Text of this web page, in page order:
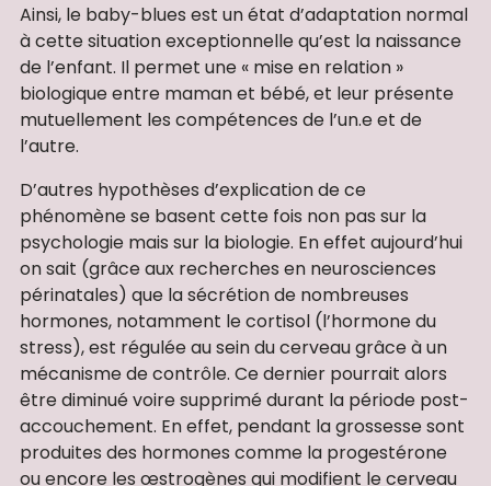
Ainsi, le baby-blues est un état d’adaptation normal
à cette situation exceptionnelle qu’est la naissance
de l’enfant. Il permet une « mise en relation »
biologique entre maman et bébé, et leur présente
mutuellement les compétences de l’un.e et de
l’autre.
D’autres hypothèses d’explication de ce
phénomène se basent cette fois non pas sur la
psychologie mais sur la biologie. En effet aujourd’hui
on sait (grâce aux recherches en neurosciences
périnatales) que la sécrétion de nombreuses
hormones, notamment le cortisol (l’hormone du
stress), est régulée au sein du cerveau grâce à un
mécanisme de contrôle. Ce dernier pourrait alors
être diminué voire supprimé durant la période post-
accouchement. En effet, pendant la grossesse sont
produites des hormones comme la progestérone
ou encore les œstrogènes qui modifient le cerveau